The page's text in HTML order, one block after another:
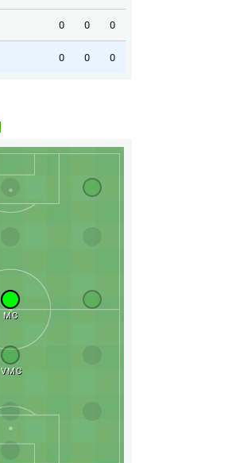
0 0 0
0 0 0
MC
VMC